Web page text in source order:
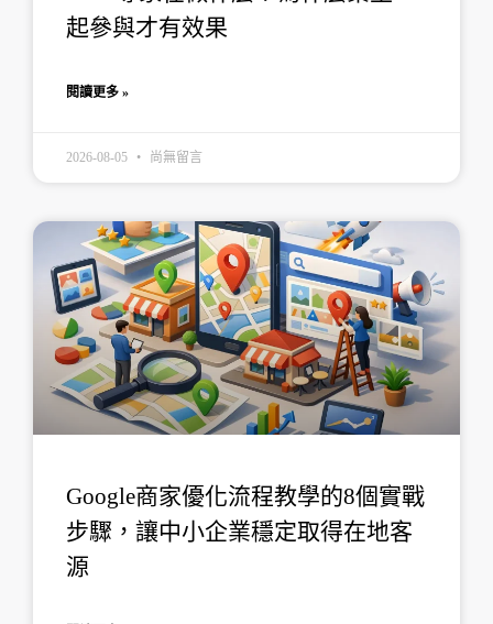
起參與才有效果
閱讀更多 »
2026-08-05 尚無留言
Google商家優化流程教學的8個實戰
步驟，讓中小企業穩定取得在地客
源